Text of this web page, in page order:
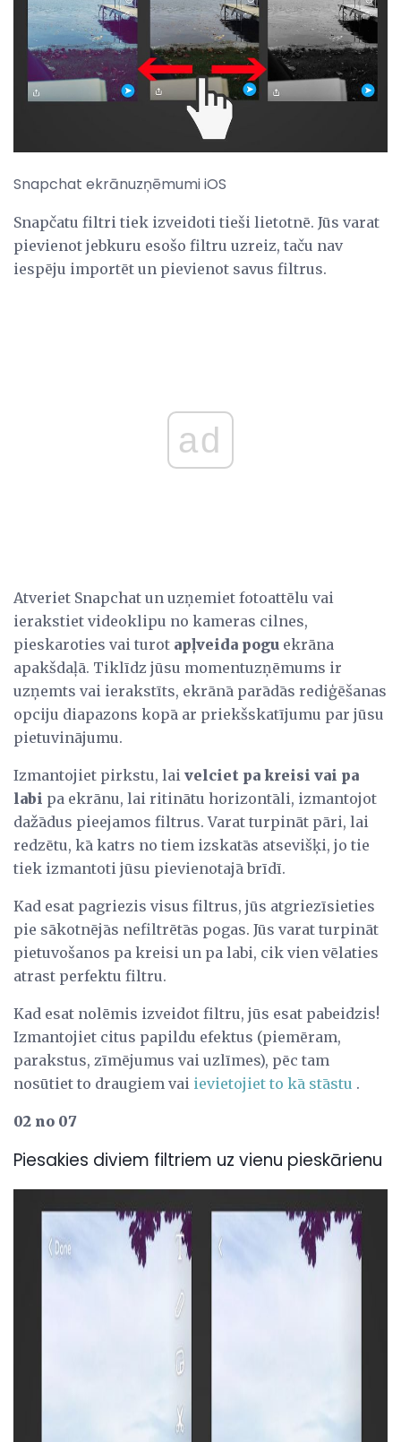
Snapchat ekrānuzņēmumi iOS
Snapčatu filtri tiek izveidoti tieši lietotnē. Jūs varat
pievienot jebkuru esošo filtru uzreiz, taču nav
iespēju importēt un pievienot savus filtrus.
ad
Atveriet Snapchat un uzņemiet fotoattēlu vai
ierakstiet videoklipu no kameras cilnes,
pieskaroties vai turot apļveida pogu ekrāna
apakšdaļā. Tiklīdz jūsu momentuzņēmums ir
uzņemts vai ierakstīts, ekrānā parādās rediģēšanas
opciju diapazons kopā ar priekšskatījumu par jūsu
pietuvinājumu.
Izmantojiet pirkstu, lai velciet pa kreisi vai pa
labi pa ekrānu, lai ritinātu horizontāli, izmantojot
dažādus pieejamos filtrus. Varat turpināt pāri, lai
redzētu, kā katrs no tiem izskatās atsevišķi, jo tie
tiek izmantoti jūsu pievienotajā brīdī.
Kad esat pagriezis visus filtrus, jūs atgriezīsieties
pie sākotnējās nefiltrētās pogas. Jūs varat turpināt
pietuvošanos pa kreisi un pa labi, cik vien vēlaties
atrast perfektu filtru.
Kad esat nolēmis izveidot filtru, jūs esat pabeidzis!
Izmantojiet citus papildu efektus (piemēram,
parakstus, zīmējumus vai uzlīmes), pēc tam
nosūtiet to draugiem vai ievietojiet to kā stāstu .
02 no 07
Piesakies diviem filtriem uz vienu pieskārienu